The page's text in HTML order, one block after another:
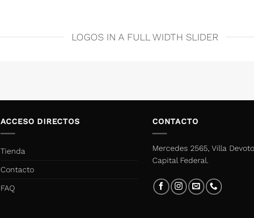
LOGOS IN A FULL WIDTH SLIDER
ACCESO DIRECTOS
Tienda
Contacto
FAQ
CONTACTO
Mercedes 2565, Villa
Capital Federal.